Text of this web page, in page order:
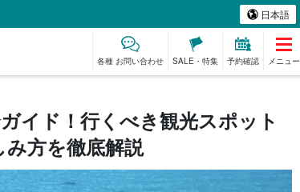
日本語
各種 お問い合わせ SALE・特集 予約確認 メニュー
割引
プレミアム
ものづくり体験
イド！行くべき観光スポット
方を徹底解説